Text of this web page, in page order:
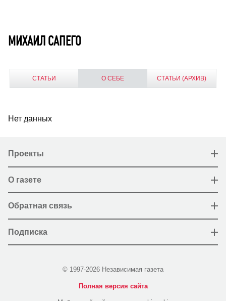
МИХАИЛ САПЕГО
СТАТЬИ О СЕБЕ СТАТЬИ (АРХИВ)
Нет данных
Проекты
О газете
Обратная связь
Подписка
© 1997-2026 Независимая газета
Полная версия сайта